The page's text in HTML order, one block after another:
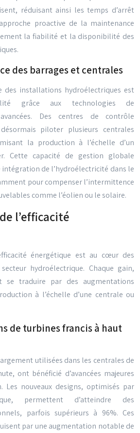
réduisant ainsi les temps d’arrêt
proactive de la maintenance
la fiabilité et la disponibilité des
des barrages et centrales
des installations hydroélectriques est
grâce aux technologies de
Des centres de contrôle
piloter plusieurs centrales
la production à l’échelle d’un
Cette capacité de gestion globale
de l’hydroélectricité dans le
pour compenser l’intermittence
comme l’éolien ou le solaire.
l’efficacité
énergétique est au cœur des
hydroélectrique. Chaque gain,
se traduire par des augmentations
à l’échelle d’une centrale ou
de turbines francis à haut
utilisées dans les centrales de
ont bénéficié d’avancées majeures
Les nouveaux designs, optimisés par
permettent d’atteindre des
parfois supérieurs à 96%. Ces
par une augmentation notable de